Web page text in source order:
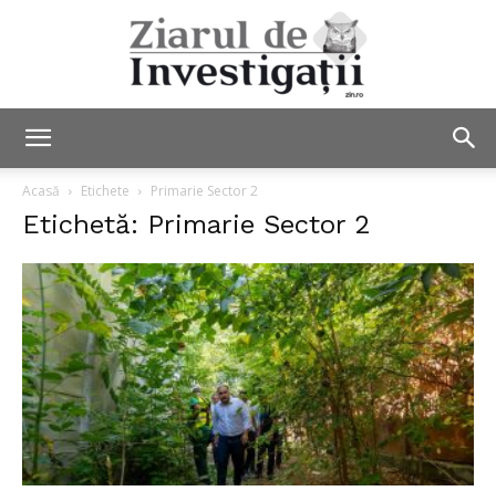
Investigații
Acasă Etichete Primarie Sector 2
Etichetă: Primarie Sector 2